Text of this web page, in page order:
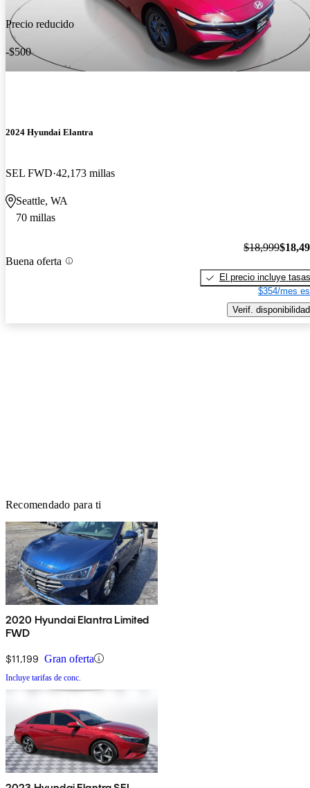
Precio reducido
-$500
2024 Hyundai Elantra
SEL FWD 42,173 millas
Seattle, WA
70 millas
Buena oferta
$18,999
El precio incluye tasas
$354/mes
Verif. disponibilidad
Recomendado para ti
2020 Hyundai Elantra Limited
FWD
$11,199 Gran oferta
Incluye tarifas de conc.